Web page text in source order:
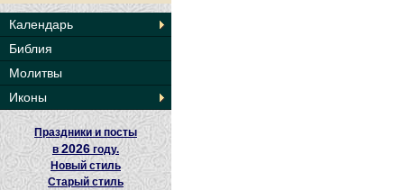
Календарь
Библия
Молитвы
Иконы
Праздники и посты
в2026 году.
Новый стиль
Старый стиль